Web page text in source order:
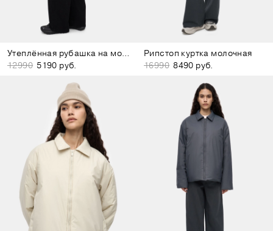
Утеплённая рубашка на молнии светло-зелёная
12990 5190 руб.
Рипстоп куртка молочная
16990 8490 руб.